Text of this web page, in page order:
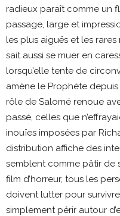
radieux paraît comme un
passage, large et
les plus aiguës et les
sait aussi se muer en
lorsqu’elle tente de
amène le Prophète
rôle de Salomé renoue
passé, celles que
inouïes imposées par
distribution affiche des
semblent comme pâtir de
film d’horreur, tous les
doivent lutter pour
simplement périr autour